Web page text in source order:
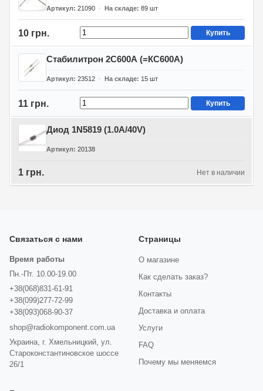
Артикул 21090 На складе 89 шт
10 грн. Купить
Стабилитрон 2С600А (=КС600А)
Артикул 23512 На складе 15 шт
11 грн. Купить
Диод 1N5819 (1.0A/40V)
Артикул 20138
1 грн. Нет в наличии
Связаться с нами
Время работы
Пн.-Пт. 10.00-19.00
+38(068)831-61-91
+38(099)277-72-99
+38(093)068-90-37
shop@radiokomponent.com.ua
Украина, г. Хмельницкий, ул.
Староконстантиновское шоссе
26/1
Страницы
О магазине
Как сделать заказ?
Контакты
Доставка и оплата
Услуги
FAQ
Почему мы меняемся